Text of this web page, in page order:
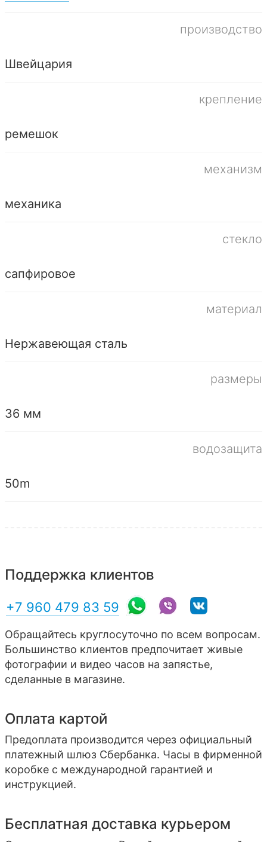
производство
Швейцария
крепление
ремешок
механизм
механика
стекло
сапфировое
материал
Нержавеющая сталь
размеры
36 мм
водозащита
50m
Поддержка клиентов
+7 960 479 83 59
Обращайтесь круглосуточно по всем вопросам.
Большинство клиентов предпочитает живые
фотографии и видео часов на запястье,
сделанные в магазине.
Оплата картой
Предоплата производится через официальный
платежный шлюз Сбербанка. Часы в фирменной
коробке с международной гарантией и
инструкцией.
Бесплатная доставка курьером